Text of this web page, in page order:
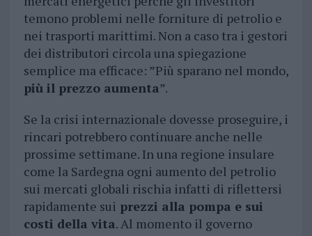
temono problemi nelle forniture di petrolio e
nei trasporti marittimi. Non a caso tra i gestori
dei distributori circola una spiegazione
semplice ma efficace: ”Più sparano nel mondo,
più il prezzo aumenta”.
Se la crisi internazionale dovesse proseguire, i
rincari potrebbero continuare anche nelle
prossime settimane. In una regione insulare
come la Sardegna ogni aumento del petrolio
sui mercati globali rischia infatti di riflettersi
rapidamente sui prezzi alla pompa e sui
costi della vita. Al momento il governo